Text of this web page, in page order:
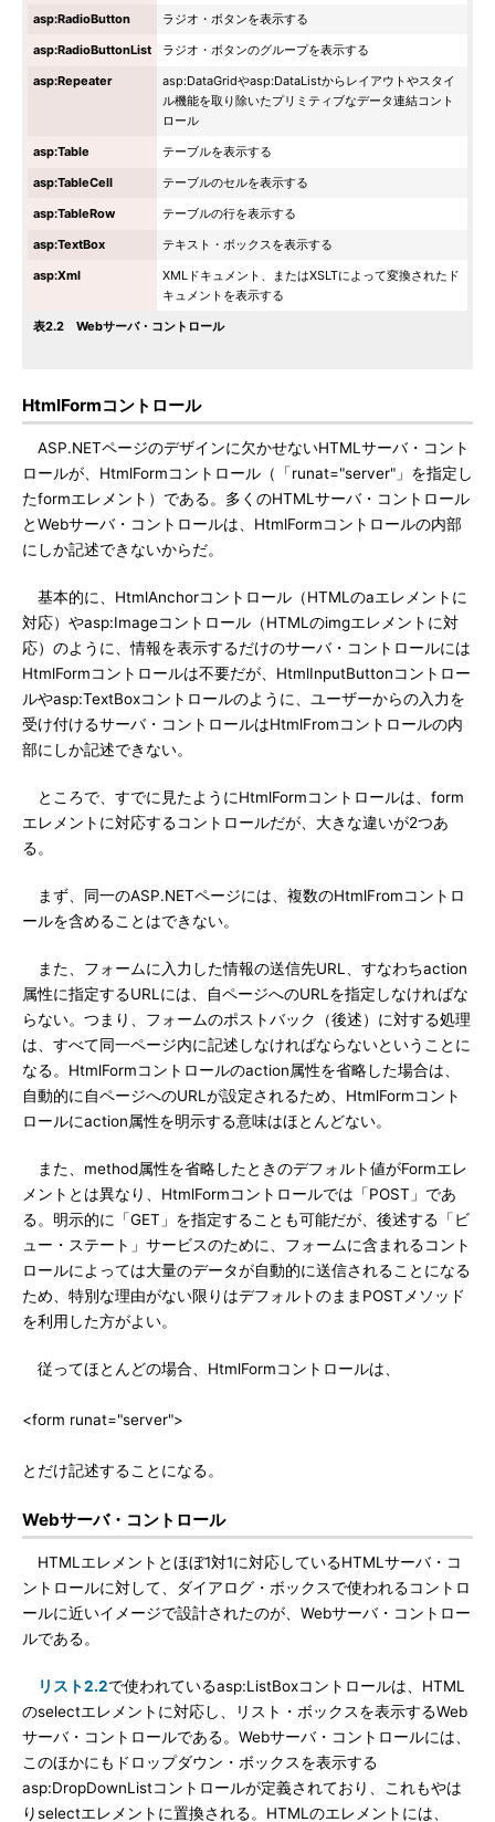
asp:RadioButton
ラジオ・ボタンを表示する
asp:RadioButtonList
ラジオ・ボタンのグループを表示する
asp:Repeater
asp:DataGridやasp:DataListからレイアウトやスタイ
ル機能を取り除いたプリミティブなデータ連結コント
ロール
asp:Table
テーブルを表示する
asp:TableCell
テーブルのセルを表示する
asp:TableRow
テーブルの行を表示する
asp:TextBox
テキスト・ボックスを表示する
asp:Xml
XMLドキュメント、またはXSLTによって変換されたド
キュメントを表示する
表2.2 Webサーバ・コントロール
HtmlFormコントロール
ASP.NETページのデザインに欠かせないHTMLサーバ・コント
ロールが、HtmlFormコントロール（「runat="server"」を指定し
たformエレメント）である。多くのHTMLサーバ・コントロール
とWebサーバ・コントロールは、HtmlFormコントロールの内部
にしか記述できないからだ。
基本的に、HtmlAnchorコントロール（HTMLのaエレメントに
対応）やasp:Imageコントロール（HTMLのimgエレメントに対
応）のように、情報を表示するだけのサーバ・コントロールには
HtmlFormコントロールは不要だが、HtmlInputButtonコントロー
ルやasp:TextBoxコントロールのように、ユーザーからの入力を
受け付けるサーバ・コントロールはHtmlFromコントロールの内
部にしか記述できない。
ところで、すでに見たようにHtmlFormコントロールは、form
エレメントに対応するコントロールだが、大きな違いが2つあ
る。
まず、同一のASP.NETページには、複数のHtmlFromコントロ
ールを含めることはできない。
また、フォームに入力した情報の送信先URL、すなわちaction
属性に指定するURLには、自ページへのURLを指定しなければな
らない。つまり、フォームのポストバック（後述）に対する処理
は、すべて同一ページ内に記述しなければならないということに
なる。HtmlFormコントロールのaction属性を省略した場合は、
自動的に自ページへのURLが設定されるため、HtmlFormコント
ロールにaction属性を明示する意味はほとんどない。
また、method属性を省略したときのデフォルト値がFormエレ
メントとは異なり、HtmlFormコントロールでは「POST」であ
る。明示的に「GET」を指定することも可能だが、後述する「ビ
ュー・ステート」サービスのために、フォームに含まれるコント
ロールによっては大量のデータが自動的に送信されることになる
ため、特別な理由がない限りはデフォルトのままPOSTメソッド
を利用した方がよい。
従ってほとんどの場合、HtmlFormコントロールは、
<form runat="server">
とだけ記述することになる。
Webサーバ・コントロール
HTMLエレメントとほぼ1対1に対応しているHTMLサーバ・コ
ントロールに対して、ダイアログ・ボックスで使われるコントロ
ールに近いイメージで設計されたのが、Webサーバ・コントロー
ルである。
リスト2.2で使われているasp:ListBoxコントロールは、HTML
のselectエレメントに対応し、リスト・ボックスを表示するWeb
サーバ・コントロールである。Webサーバ・コントロールには、
このほかにもドロップダウン・ボックスを表示する
asp:DropDownListコントロールが定義されており、これもやは
りselectエレメントに置換される。HTMLのエレメントには、